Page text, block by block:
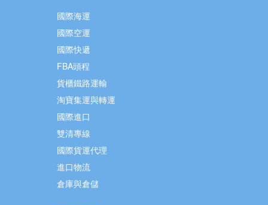
國際海運
國際空運
國際快遞
FBA頭程
貨櫃鐵路運輸
淘寶集運與轉運
國際進口
雙清專線
國際貨運代理
進口物流
倉庫與倉儲